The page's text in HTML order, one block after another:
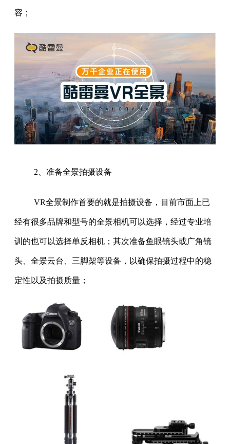
容；
2、准备全景拍摄设备
VR全景制作首要的就是拍摄设备，目前市面上已
经有很多品牌和型号的全景相机可以选择，经过专业培
训的也可以选择单反相机；其次准备鱼眼镜头或广角镜
头、全景云台、三脚架等设备，以确保拍摄过程中的稳
定性以及拍摄质量；